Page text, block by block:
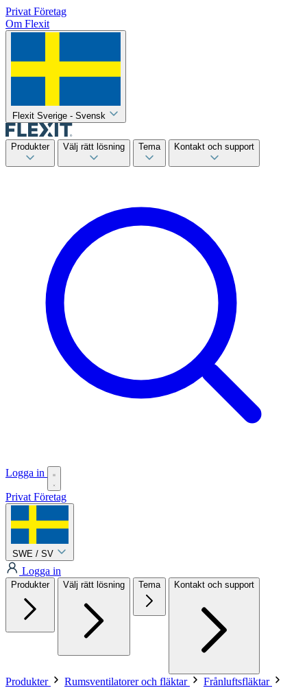
Privat Företag
Om Flexit
Flexit Sverige - Svensk
Produkter Välj rätt lösning Tema Kontakt och support
Logga in
Privat Företag
SWE / SV
Logga in
Produkter Välj rätt lösning Tema Kontakt och support
Produkter Rumsventilatorer och fläktar
Frånluftsfläktar